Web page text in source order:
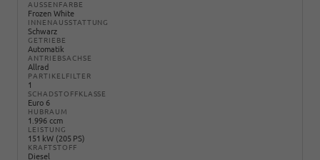
AUSSENFARBE
Frozen White
INNENAUSSTATTUNG
Schwarz
GETRIEBE
Automatik
ANTRIEBSACHSE
Allrad
PARTIKELFILTER
1
SCHADSTOFFKLASSE
Euro 6
HUBRAUM
1.996 ccm
LEISTUNG
151 kW (205 PS)
KRAFTSTOFF
Diesel